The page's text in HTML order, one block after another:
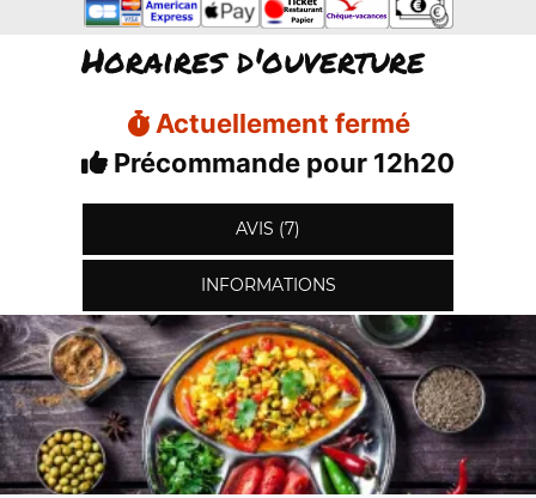
Horaires d'ouverture
Actuellement fermé
Précommande pour 12h20
AVIS (7)
INFORMATIONS